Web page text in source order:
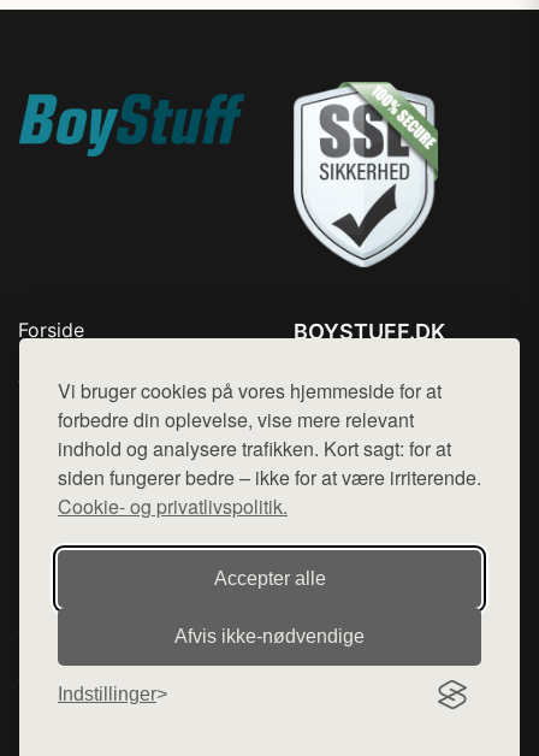
Vi bruger cookies på vores hjemmeside for at
forbedre din oplevelse, vise mere relevant
indhold og analysere trafikken. Kort sagt: for at
siden fungerer bedre – ikke for at være irriterende.
Cookie- og privatlivspolitik.
Accepter alle
Afvis ikke‑nødvendige
Indstillinger
Forside
Top Rabatter
Kontakt
BOYSTUFF.DK
Mail: hej@want.dk
Cookie- og privatlivspolitik
Denne side er en del af want.dk, der udgiver en række
hjemmesider med præsentation af forskellige produkter fra
diverse webshops. Der sælges ikke varer fra denne side - vi
henviser til de shops, som sælger varen. Vi har heller ikke
varerne på lager.